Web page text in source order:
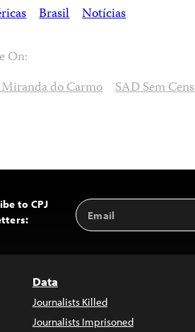
Brasil Notícias
On:
Miranda do Carmo SAD Sem
to CPJ
Email
Address
Data
Journalists Killed
Journalists Imprisoned